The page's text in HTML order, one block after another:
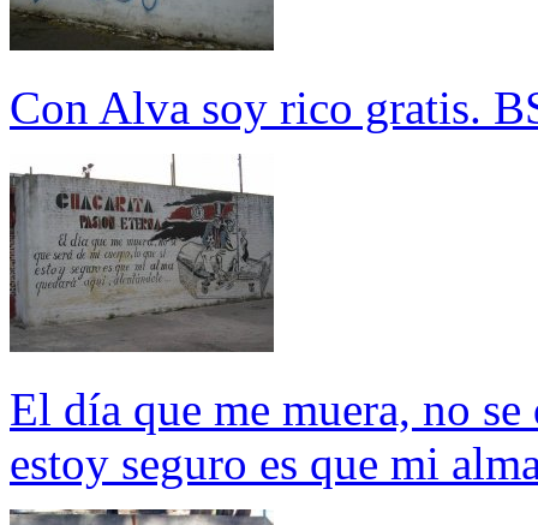
Con Alva soy rico gratis.
El día que me muera, no
estoy seguro es que mi